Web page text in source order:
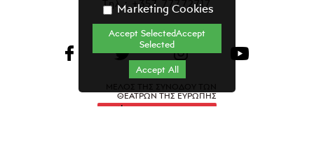
Τηλ.: +357 77772717
ΘΕΑΤΡΩΝ ΤΗΣ ΕΥΡΩΠΗΣ
Marketing Cookies
Accept SelectedAccept
Selected
Accept All